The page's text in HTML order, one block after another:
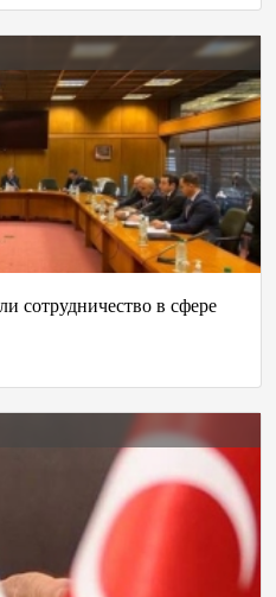
сотрудничество в сфере